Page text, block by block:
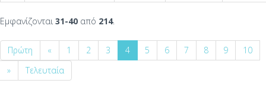
Εμφανίζονται 31-40 από 214.
Πρώτη « 1 2 3 4 5 6 7 8 9
10
»
Τελευταία